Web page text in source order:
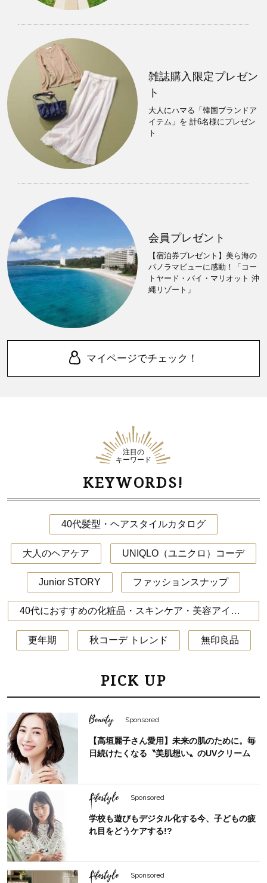
雑誌購入限定プレゼン
ト
大人にハマる「韓国ブランドア
イテム」を 計6名様にプレゼン
ト
会員プレゼント
【宿泊券プレゼント】美ら海の
パノラマビューに感動！「コー
トヤード・バイ・マリオット 沖
縄リゾート」
マイページでチェック！
注目の
キーワード
KEYWORDS!
40代髪型・ヘアスタイルカタログ
大人のヘアケア UNIQLO（ユニクロ）コーデ
Junior STORY ファッションスナップ
40代におすすめの化粧品・スキンケア・美容アイテム
更年期 秋コーデ トレンド 無印良品
PICK UP
Beauty Sponsored
【高垣麗子さん愛用】未来の肌のために。毎
日続けたくなる〝美肌想い〟のUVクリーム
Lifestyle Sponsored
学校も遊びもデジタル化する今、子どもの疲
れ目をどうケアする!?
Lifestyle Sponsored